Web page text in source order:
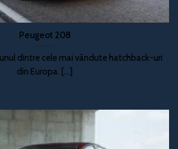
Peugeot 208
dintre cele mai vândute hatchback-uri
din Europa. [...]